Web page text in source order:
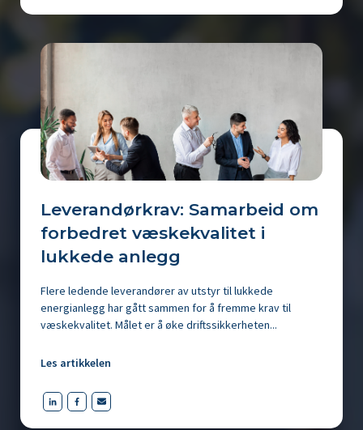
Leverandørkrav: Samarbeid om
forbedret væskekvalitet i
lukkede anlegg
Flere ledende leverandører av utstyr til lukkede
energianlegg har gått sammen for å fremme krav til
væskekvalitet. Målet er å øke driftssikkerheten...
Les artikkelen